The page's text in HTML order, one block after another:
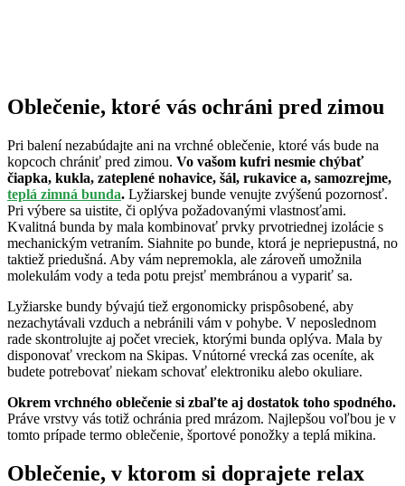
Oblečenie, ktoré vás ochráni pred zimou
Pri balení nezabúdajte ani na vrchné oblečenie, ktoré vás bude na
kopcoch chrániť pred zimou. Vo vašom kufri nesmie chýbať
čiapka, kukla, zateplené nohavice, šál, rukavice a, samozrejme,
teplá zimná bunda. Lyžiarskej bunde venujte zvýšenú pozornosť.
Pri výbere sa uistite, či oplýva požadovanými vlastnosťami.
Kvalitná bunda by mala kombinovať prvky prvotriednej izolácie s
mechanickým vetraním. Siahnite po bunde, ktorá je nepriepustná, no
taktiež priedušná. Aby vám nepremokla, ale zároveň umožnila
molekulám vody a teda potu prejsť membránou a vypariť sa.
Lyžiarske bundy bývajú tiež ergonomicky prispôsobené, aby
nezachytávali vzduch a nebránili vám v pohybe. V neposlednom
rade skontrolujte aj počet vreciek, ktorými bunda oplýva. Mala by
disponovať vreckom na Skipas. Vnútorné vrecká zas oceníte, ak
budete potrebovať niekam schovať elektroniku alebo okuliare.
Okrem vrchného oblečenie si zbaľte aj dostatok toho spodného.
Práve vrstvy vás totiž ochránia pred mrázom. Najlepšou voľbou je v
tomto prípade termo oblečenie, športové ponožky a teplá mikina.
Oblečenie, v ktorom si doprajete relax